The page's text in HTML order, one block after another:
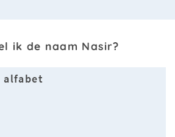
ik de naam Nasir?
alfabet